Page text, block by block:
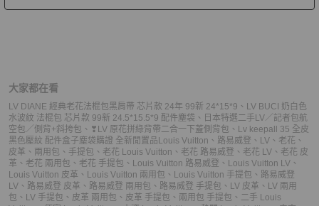
大家都在看
LV DIANE 經典老花法棍包黑肩帶 芯片款 24年 99新 24*15*9 、 LV BUCI 奶白色
水波紋 法棍包 芯片款 99新 24.5*15.5*9 配件塵袋 、 日本特選二手LV／記者包航
空包／側背+斜挎包 、 ❣LV 原花拼綠背帶二合一下蓋側背包 、 Lv keepall 35 全皮
黑色壓紋 配件盒子塵袋購證 全新閒置品Louis Vuitton 、 路易威登 、 LV 、 老花 、
皮革 、 兩用包 、 手提包 、 老花 Louis Vuitton 、 老花 路易威登 、 老花 LV 、 老花 皮
革 、 老花 兩用包 、 老花 手提包 、 Louis Vuitton 路易威登 、 Louis Vuitton LV 、
Louis Vuitton 皮革 、 Louis Vuitton 兩用包 、 Louis Vuitton 手提包 、 路易威登
LV 、 路易威登 皮革 、 路易威登 兩用包 、 路易威登 手提包 、 LV 皮革 、 LV 兩用
包 、 LV 手提包 、 皮革 兩用包 、 皮革 手提包 、 兩用包 手提包 、 二手 Louis